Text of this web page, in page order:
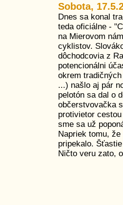
Sobota,
Dnes sa konal
teda oficiálne -
na Mierovom
cyklistov.
dôchodcovia z
potencionálni
okrem
...) našlo aj pár
pelotón sa dal o
občerstvovačka
protivietor
sme sa už
Napriek tomu,
pripekalo.
Ničto veru zato,